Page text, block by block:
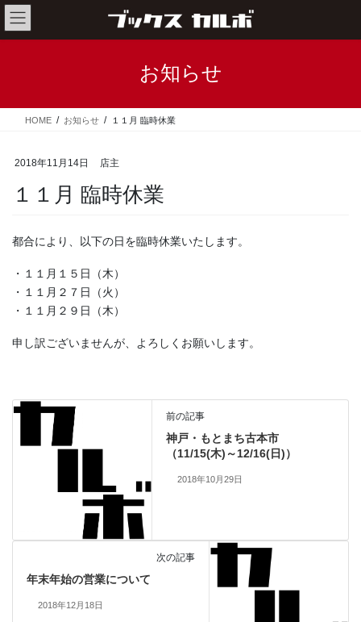
コ
ン
テ
ス
ナ
ビ
ゲ
ン
お知らせ
HOME お知らせ １１月 臨時休業
2018年11月14日 店主
１１月 臨時休業
都合により、以下の日を臨時休業いたします。
・１１月１５日（木）
・１１月２７日（火）
・１１月２９日（木）
申し訳ございませんが、よろしくお願いします。
前の記事
神戸・もとまち古本市
（11/15(木)～12/16(日)）
2018年10月29日
次の記事
年末年始の営業について
2018年12月18日